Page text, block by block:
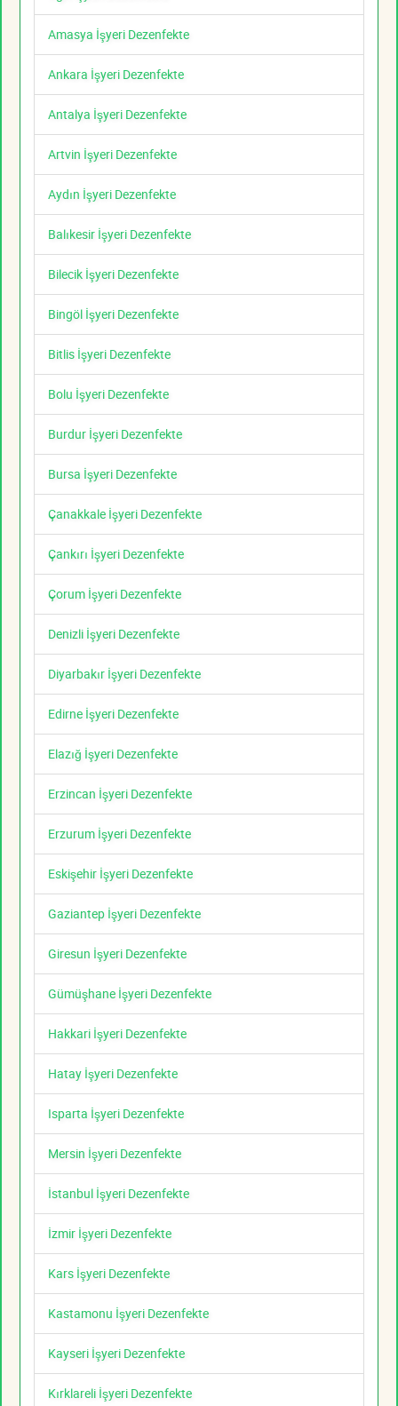
Amasya İşyeri Dezenfekte
Ankara İşyeri Dezenfekte
Antalya İşyeri Dezenfekte
Artvin İşyeri Dezenfekte
Aydın İşyeri Dezenfekte
Balıkesir İşyeri Dezenfekte
Bilecik İşyeri Dezenfekte
Bingöl İşyeri Dezenfekte
Bitlis İşyeri Dezenfekte
Bolu İşyeri Dezenfekte
Burdur İşyeri Dezenfekte
Bursa İşyeri Dezenfekte
Çanakkale İşyeri Dezenfekte
Çankırı İşyeri Dezenfekte
Çorum İşyeri Dezenfekte
Denizli İşyeri Dezenfekte
Diyarbakır İşyeri Dezenfekte
Edirne İşyeri Dezenfekte
Elazığ İşyeri Dezenfekte
Erzincan İşyeri Dezenfekte
Erzurum İşyeri Dezenfekte
Eskişehir İşyeri Dezenfekte
Gaziantep İşyeri Dezenfekte
Giresun İşyeri Dezenfekte
Gümüşhane İşyeri Dezenfekte
Hakkari İşyeri Dezenfekte
Hatay İşyeri Dezenfekte
Isparta İşyeri Dezenfekte
Mersin İşyeri Dezenfekte
İstanbul İşyeri Dezenfekte
İzmir İşyeri Dezenfekte
Kars İşyeri Dezenfekte
Kastamonu İşyeri Dezenfekte
Kayseri İşyeri Dezenfekte
Kırklareli İşyeri Dezenfekte